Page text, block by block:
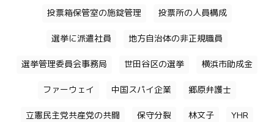
投票箱保管室の施錠管理 投票所の人員構成
選挙に派遣社員 地方自治体の非正規職員
選挙管理委員会事務局 世田谷区の選挙 横浜市助成金
ファーウェイ 中国スパイ企業 郷原弁護士
立憲民主党共産党の共闘 保守分裂 林文子 YHR